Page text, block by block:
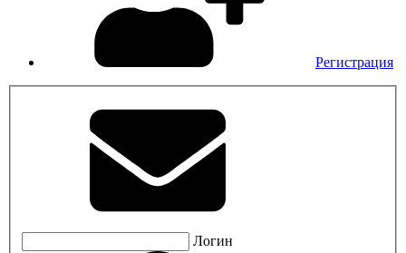
Регистрация
Логин